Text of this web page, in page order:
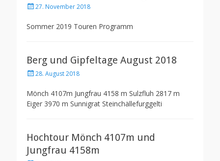
Posted27. November 2018
Sommer 2019 Touren Programm
Berg und Gipfeltage August 2018
Posted28. August 2018
Mönch 4107m Jungfrau 4158 m Sulzfluh 2817 m
Eiger 3970 m Sunnigrat Steinchällefurggelti
Hochtour Mönch 4107m und
Jungfrau 4158m